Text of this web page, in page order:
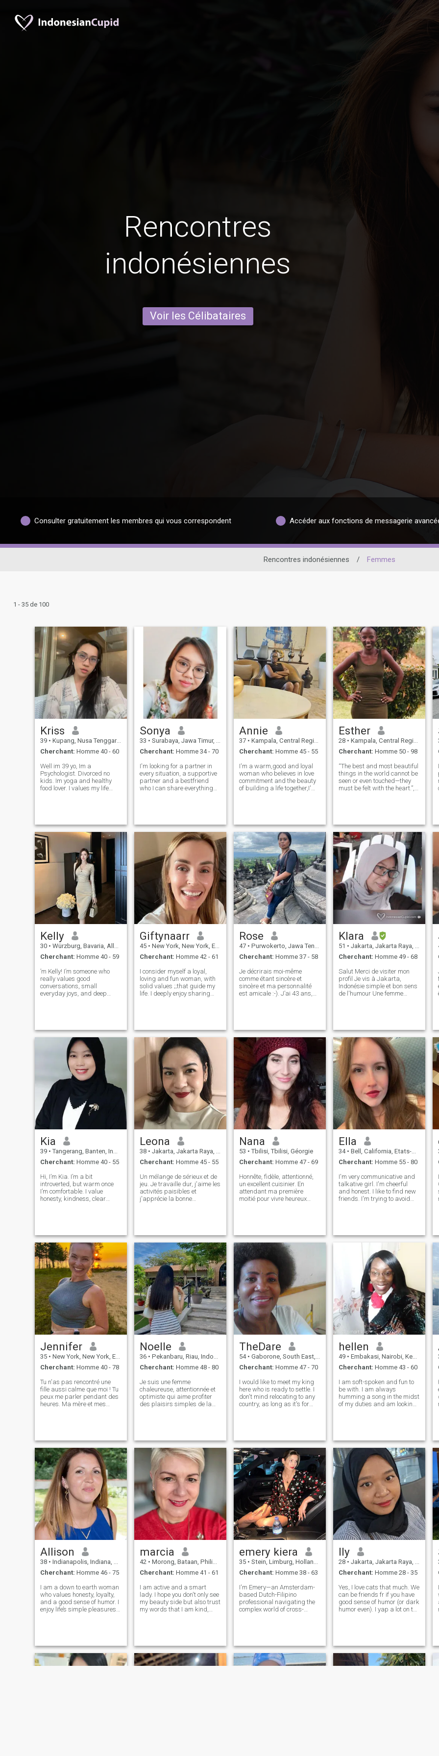
Rencontres
indonésiennes
Voir les Célibataires
Consulter gratuitement les membres qui vous correspondent Accéder aux fonctions de messagerie
Rencontres indonésiennes / Femmes
1 - 35 de 100
Kriss
39 • Kupang, Nusa Tenggara Timur, Indonésie
Cherchant: Homme 40 - 60
Well im 39 yo, Im a
Psychologist. Divorced no
kids. Im yoga and healthy
food lover. I values my life
Dont send me messages if in
couple w
Sonya
33 • Surabaya, Jawa Timur, Indonésie
Cherchant: Homme 34 - 70
I'm looking for a partner in
every situation, a supportive
partner and a bestfriend
who I can share everything
enough information. feel fre
Annie
37 • Kampala, Central Region, Ouganda
Cherchant: Homme 45 - 55
I'm a warm,good and loyal
woman who believes in love
commitment and the beauty
of building a life together,I'm
not here for games casual
flings- I'm
Esther
28 • Kampala, Central Region, Ouganda
Cherchant: Homme 50 - 98
“The best and most beautiful
things in the world cannot be
seen or even touched—they
must be felt with the heart.”,
gardening, hiking and am
Kelly
30 • Würzburg, Bavaria, Allemagne
Cherchant: Homme 40 - 59
’m Kelly! I’m someone who
really values good
conversations, small
everyday joys, and deep
outdoors, especially near the
water, and I have a soft spot
Giftynaarr
45 • New York, New York, Etats-Unis
Cherchant: Homme 42 - 61
I consider myself a loyal,
loving and fun woman, with
solid values ;;that guide my
life. I deeply enjoy sharing
through travel. I am passion
Rose
47 • Purwokerto, Jawa Tengah, Indonésie
Cherchant: Homme 37 - 58
Je décrirais moi-même
comme étant sincère et
sincère et ma personnalité
est amicale :-). J’ai 43 ans,
J'ai traité les autres comme
je voudrais être traité. Je
cherche à trouver une relation
qui durera et espérons-le au
bon endroit sur ce site 😊.
Klara
51 • Jakarta, Jakarta Raya, Indonésie
Cherchant: Homme 49 - 68
Salut Merci de visiter mon
profil Je vis à Jakarta,
Indonésie simple et bon sens
de l'humour Une femme
partenaire de vie qui se
complètent et se développent
ensemble pour aller à la
Jannah ne cherche pas la
perfection parce que parfait
et le meilleur sont faits
ensemble et à la recherche
d'un endroit où je me sens
valorisé pas nécessaire pour
un moment, alors la maturité
est la clé principale à part le
respect et l'honnêteté
Kia
39 • Tangerang, Banten, Indonésie
Cherchant: Homme 40 - 55
Hi, I’m Kia. I’m a bit
introverted, but warm once
I’m comfortable. I value
honesty, kindness, clear
kind, respectful, and sincere
in their intentio
Leona
38 • Jakarta, Jakarta Raya, Indonésie
Cherchant: Homme 45 - 55
Un mélange de sérieux et de
jeu. Je travaille dur, j'aime les
activités paisibles et
j'apprécie la bonne
moments qui semblent
authentiques. J'aime
l'honnêteté, le respect et la
bonne communication.
Nana
53 • Tbilisi, Tbilisi, Géorgie
Cherchant: Homme 47 - 69
Honnête, fidèle, attentionné,
un excellent cuisinier. En
attendant ma première
moitié pour vivre heureux
montagne, près de la rivière.
Je suis un bon cuisinier avec
un caractère doux, loyal,
calme, honnête.
Ella
34 • Bell, California, Etats-Unis
Cherchant: Homme 55 - 80
I'm very communicative and
talkative girl. I'm cheerful
and honest. I like to find new
friends. I'm trying to avoid
be romantic and
Jennifer
35 • New York, New York, Etats-Unis
Cherchant: Homme 40 - 78
Tu n'as pas rencontré une
fille aussi calme que moi ! Tu
peux me parler pendant des
heures. Ma mère et mes
et soutenue. Je ne pense pas
que ce soit un très bon trait
de caractère. Et j'espère que
ce sera un gros plus dans la
communication ici ! Si vous
voulez mieux me connaître,
écrivez-moi et je vous le dirai.
Noelle
36 • Pekanbaru, Riau, Indonésie
Cherchant: Homme 48 - 80
Je suis une femme
chaleureuse, attentionnée et
optimiste qui aime profiter
des plaisirs simples de la
détendre en bonne
compagnie. Je crois en la
gentillesse, l'honnêteté et la
construction d'un lien
émotionnel fort.
TheDare
54 • Gaborone, South East, Botsawana
Cherchant: Homme 47 - 70
I would like to meet my king
here who is ready to settle. I
don't mind relocating to any
country, as long as it's for
gauavas etc. I like to tra
hellen
49 • Embakasi, Nairobi, Kenya
Cherchant: Homme 43 - 60
I am soft-spoken and fun to
be with. I am always
humming a song in the midst
of my duties and am looking
several genres, it just has to
be a
Allison
38 • Indianapolis, Indiana, Etats-Unis
Cherchant: Homme 46 - 75
I am a down to earth woman
who values honesty, loyalty,
and a good sense of humor. I
enjoy life’s simple pleasures
Whether I am out hiking,
trying a new recipe, or rela
marcia
42 • Morong, Bataan, Philippines
Cherchant: Homme 41 - 61
I am active and a smart
lady. I hope you don't only see
my beauty side but also trust
my words that I am kind,
and do not want t
emery kiera
35 • Stein, Limburg, Hollande
Cherchant: Homme 38 - 63
I'm Emery—an Amsterdam-
based Dutch-Filipino
professional navigating the
complex world of cross-
to build something that
matters—legacy
lly
28 • Jakarta, Jakarta Raya, Indonésie
Cherchant: Homme 28 - 35
Yes, I love cats that much. We
can be friends fr if you have
good sense of humor (or dark
humor even). I yap a lot on the
sucker f